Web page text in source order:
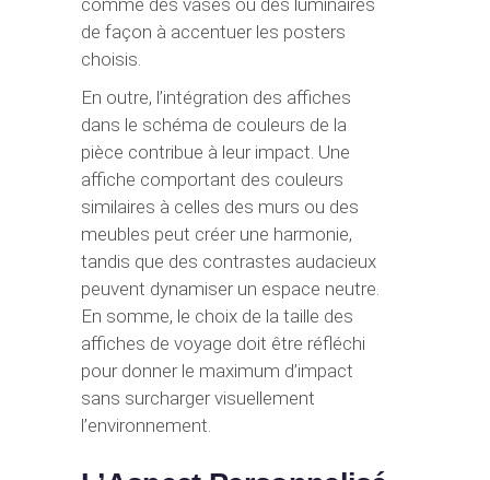
comme des vases ou des luminaires
de façon à accentuer les posters
choisis.
En outre, l’intégration des affiches
dans le schéma de couleurs de la
pièce contribue à leur impact. Une
affiche comportant des couleurs
similaires à celles des murs ou des
meubles peut créer une harmonie,
tandis que des contrastes audacieux
peuvent dynamiser un espace neutre.
En somme, le choix de la taille des
affiches de voyage doit être réfléchi
pour donner le maximum d’impact
sans surcharger visuellement
l’environnement.